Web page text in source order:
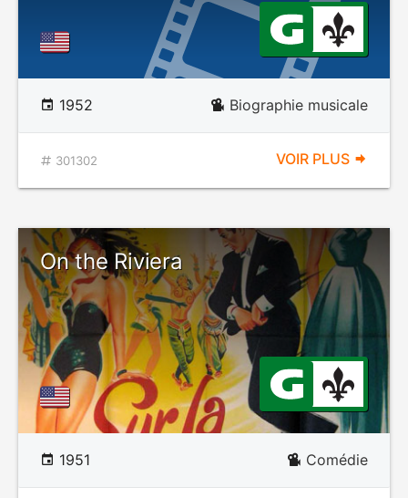
1952 Biographie musicale
301302 VOIR PLUS
On the Riviera
1951 Comédie